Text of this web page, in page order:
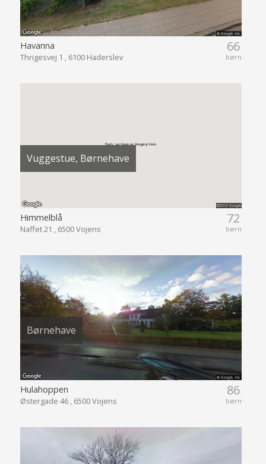
66
børn
Havanna
Thrigesvej 1 , 6100 Haderslev
Vuggestue, Børnehave
72
børn
Himmelblå
Naffet 21 , 6500 Vojens
Børnehave
86
børn
Hulahoppen
Østergade 46 , 6500 Vojens